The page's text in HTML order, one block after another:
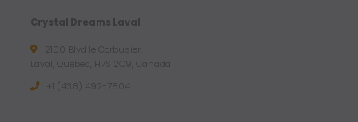
Crystal Dreams Laval
2100 Blvd le Corbusier,
Laval, Quebec, H7S 2C9, Canada
+1 ‪(438) 492-7804‬